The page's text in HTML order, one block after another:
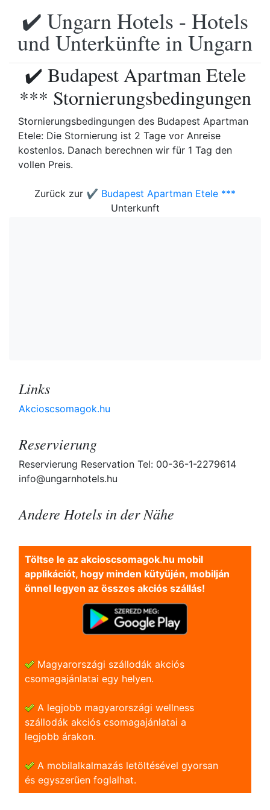
✔️ Ungarn Hotels - Hotels
und Unterkünfte in Ungarn
✔️ Budapest Apartman Etele
*** Stornierungsbedingungen
Stornierungsbedingungen des Budapest Apartman
Etele: Die Stornierung ist 2 Tage vor Anreise
kostenlos. Danach berechnen wir für 1 Tag den
vollen Preis.
Zurück zur ✔️ Budapest Apartman Etele ***
Unterkunft
Links
Akcioscsomagok.hu
Reservierung
Reservierung Reservation Tel: 00-36-1-2279614
info@ungarnhotels.hu
Andere Hotels in der Nähe
Töltse le az akcioscsomagok.hu mobil
applikációt, hogy minden kütyüjén, mobilján
önnel legyen az összes akciós szállás!
Magyarországi szállodák akciós
csomagajánlatai egy helyen.
A legjobb magyarországi wellness
szállodák akciós csomagajánlatai a
legjobb árakon.
A mobilalkalmazás letöltésével gyorsan
és egyszerũen foglalhat.